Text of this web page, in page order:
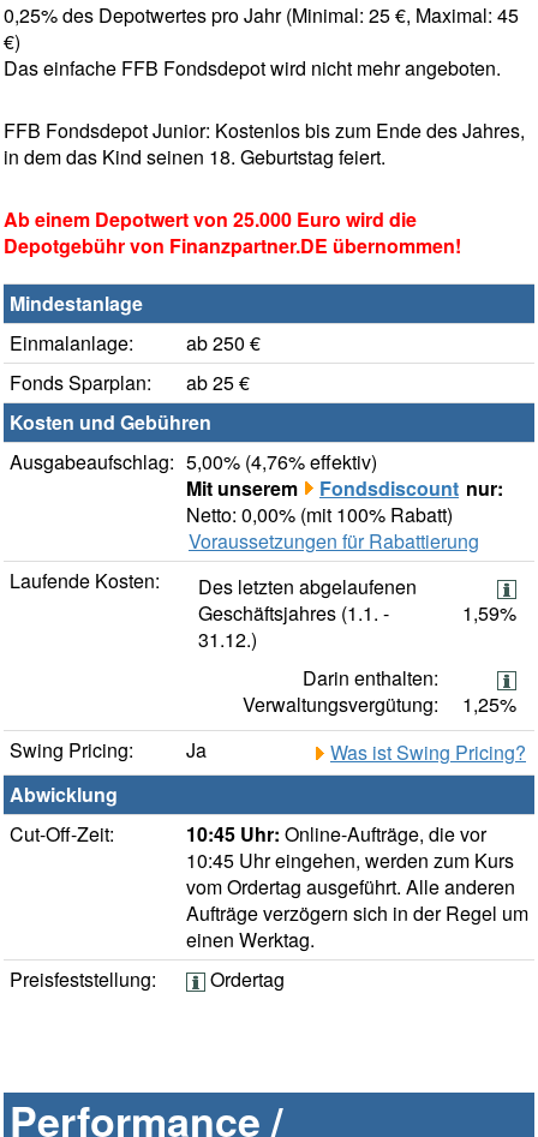
0,25% des Depotwertes pro Jahr (Minimal: 25 €, Maximal: 45
€)
Das einfache FFB Fondsdepot wird nicht mehr angeboten.
FFB Fondsdepot Junior: Kostenlos bis zum Ende des Jahres,
in dem das Kind seinen 18. Geburtstag feiert.
Ab einem Depotwert von 25.000 Euro wird die
Depotgebühr von Finanzpartner.DE übernommen!
Mindestanlage
Einmalanlage:
ab 250 €
Fonds Sparplan:
ab 25 €
Kosten und Gebühren
Ausgabeaufschlag: 5,00% (4,76% effektiv)
Mit unserem
Fondsdiscount nur:
Netto: 0,00% (mit 100% Rabatt)
Voraussetzungen für Rabattierung
Laufende Kosten:
Des letzten abgelaufenen
Geschäftsjahres (1.1. -
31.12.)
1,59%
Darin enthalten:
Verwaltungsvergütung:
1,25%
Swing Pricing:
Ja
Was ist Swing Pricing?
Abwicklung
Cut-Off-Zeit:
10:45 Uhr: Online-Aufträge, die vor
10:45 Uhr eingehen, werden zum Kurs
vom Ordertag ausgeführt. Alle anderen
Aufträge verzögern sich in der Regel um
einen Werktag.
Preisfeststellung:
Ordertag
Performance /